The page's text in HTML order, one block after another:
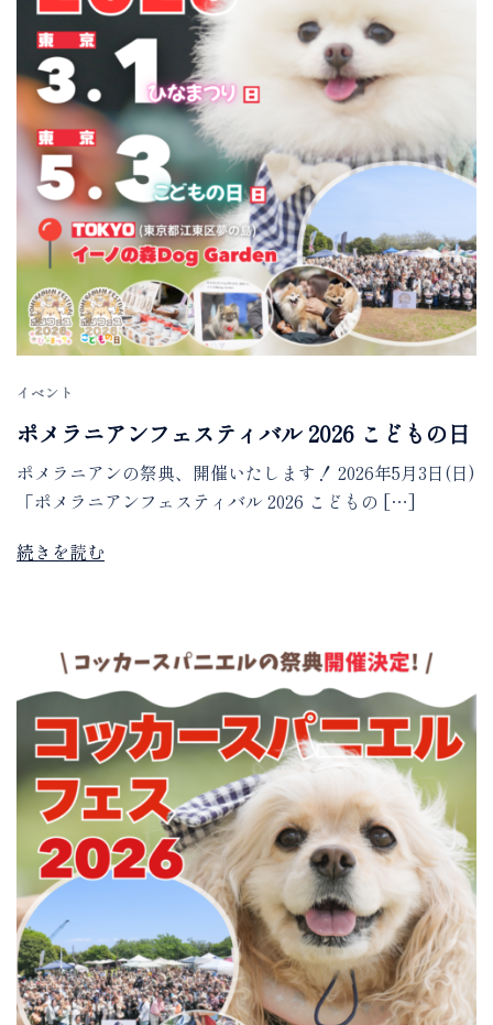
イベント
ポメラニアンフェスティバル 2026 こどもの日
ポメラニアンの祭典、開催いたします！ 2026年5月3日(日)
「ポメラニアンフェスティバル 2026 こどもの […]
続きを読む